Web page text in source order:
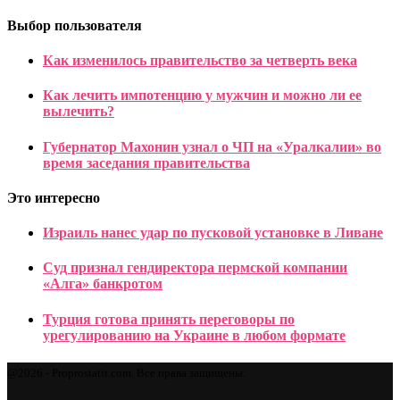
Выбор пользователя
Как изменилось правительство за четверть века
Как лечить импотенцию у мужчин и можно ли ее
вылечить?
Губернатор Махонин узнал о ЧП на «Уралкалии» во
время заседания правительства
Это интересно
Израиль нанес удар по пусковой установке в Ливане
Суд признал гендиректора пермской компании
«Алга» банкротом
Турция готова принять переговоры по
урегулированию на Украине в любом формате